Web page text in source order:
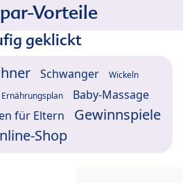
Vorteile
geklickt
Schwanger Wickeln
Ernährungsplan Baby-Massage
für Eltern
Gewinnspiele
Shop